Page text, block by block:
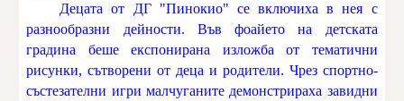
Децата от ДГ "Пинокио" се включиха в нея с
разнообразни дейности. Във фоайето на детската
градина беше експонирана изложба от тематични
рисунки, сътворени от деца и родители. Чрез спортно-
състезателни игри малчуганите демонстрираха завидни